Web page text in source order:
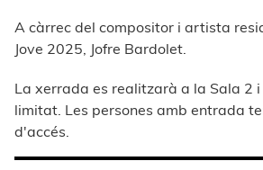
A càrrec del compositor i artista
Jove 2025, Jofre Bardolet.
La xerrada es realitzarà a la Sala 2
limitat. Les persones amb entrada
d'accés.